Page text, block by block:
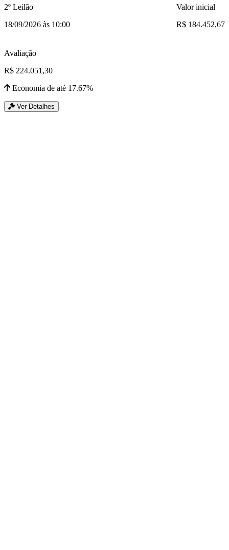
2º Leilão
18/09/2026 às 10:00
Valor inicial
R$ 184.452,67
Avaliação
R$ 224.051,30
Economia de até 17.67%
Ver Detalhes